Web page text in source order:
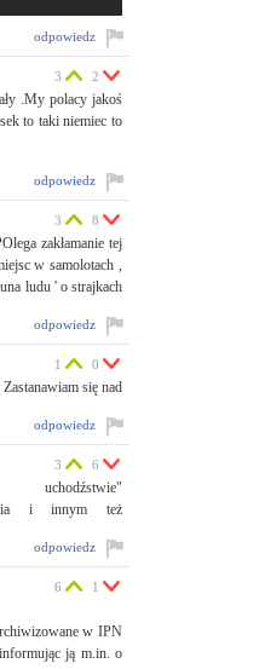
odpowiedz
.My polacy jakoś
to taki niemiec to
3 2
odpowiedz
zakłamanie tej
w samolotach ,
ludu ' o strajkach
3 8
odpowiedz
się nad
1 0
odpowiedz
i innym też
3 6
odpowiedz
w IPN
ją m.in. o
6 1